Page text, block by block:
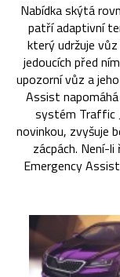
Nabídka skýtá
patří adaptivní
který udržuje
jedoucích před
upozorní vůz a
Assist
systém Traffic
novinkou, zvyšuje
zácpách. Není-
Emergency